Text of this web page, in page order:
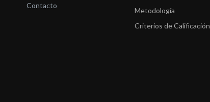
Contacto
Metodología
Criterios de Calificación